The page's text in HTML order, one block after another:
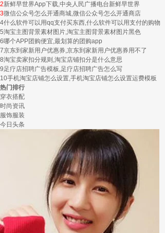
2新鲜早世界App下载,中央人民广播电台新鲜早世界
3微信公众号怎么开通商城,微信公众号怎么开通商店
4什么软件可以用qq支付买东西,什么软件可以用支付的购物
5淘宝主图背景素材图片,淘宝主图背景素材图片黑色
6哪个APP团购便宜,最划算的团购app
7京东到家新用户优惠券,京东到家新用户优惠券用不了
8淘宝卖家扣分规则,淘宝店铺扣分是什么意思
9足疗店招聘广告模板,足疗店招聘广告怎么写
10手机淘宝店铺怎么设置,手机淘宝店铺怎么设置运费模板
热门排行
穿衣搭配
时尚资讯
服饰服装
今日头条